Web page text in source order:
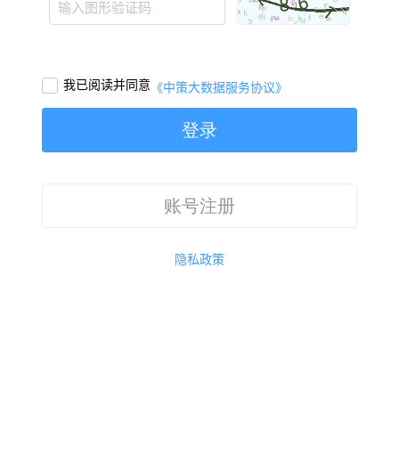
输入图形验证码
我已阅读并同意 《中策大数据服务协议》
登录
账号注册
隐私政策